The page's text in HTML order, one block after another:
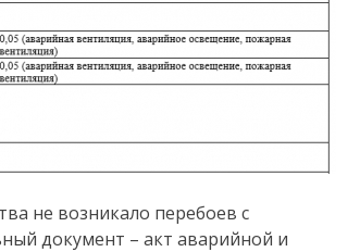
не возникало перебоев с
документ – акт аварийной и